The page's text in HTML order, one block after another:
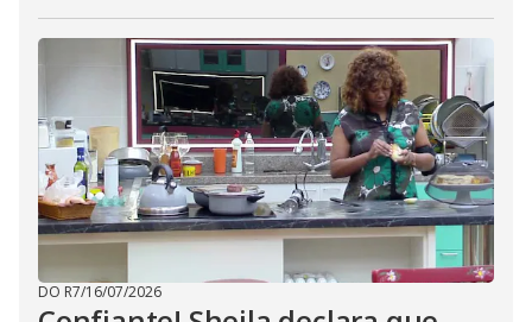
DO R7/16/07/2026